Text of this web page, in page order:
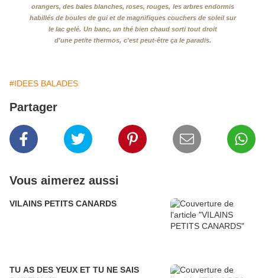
orangers, des baies blanches, roses, rouges, les arbres endormis
habillés de boules de gui et de magnifiques couchers de soleil sur
le lac gelé. Un banc, un thé bien chaud sorti tout droit
d'une petite thermos, c'est peut-être ça le paradis.
#IDEES BALADES
Partager
Vous aimerez aussi
VILAINS PETITS CANARDS
TU AS DES YEUX ET TU NE SAIS